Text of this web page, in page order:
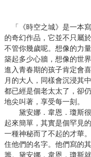
「《時空之城》是一本
的奇幻作品，它並不只屬
不管你幾歲呢。想像的力
築起多少心牆，想像的世
進入青春期的孩子肯定會
月的大人，同樣會沉浸其
都已經是個老太太了，卻
地尖叫著，享受每一刻。
黛安娜．韋恩．瓊斯很
起來簡單，其實是個罕見
一種神秘而了不起的才華
住他們的名字。他們寫的
籌。黛安娜．韋恩．瓊斯